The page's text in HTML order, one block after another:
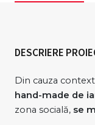
DESCRIERE
Din cauza
hand-made de
zona socială, se